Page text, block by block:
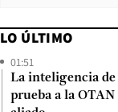
LO ÚLTIMO
01:51
La inteligencia
prueba a la